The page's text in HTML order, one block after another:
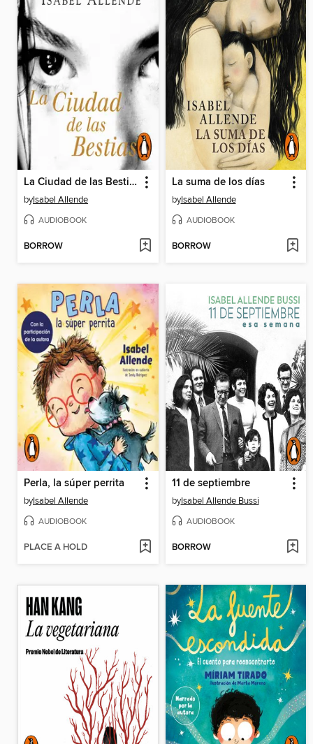
La Ciudad de las Bestias
byIsabel Allende
AUDIOBOOK
BORROW
La suma de los días
byIsabel Allende
AUDIOBOOK
BORROW
Perla, la súper perrita
byIsabel Allende
AUDIOBOOK
PLACE A HOLD
11 de septiembre
byIsabel Allende Bussi
AUDIOBOOK
BORROW